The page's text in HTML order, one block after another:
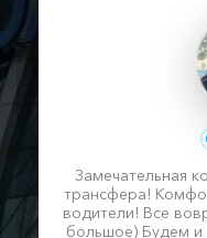
Замечательная
трансфера!
водители! Все
большое) Будем и